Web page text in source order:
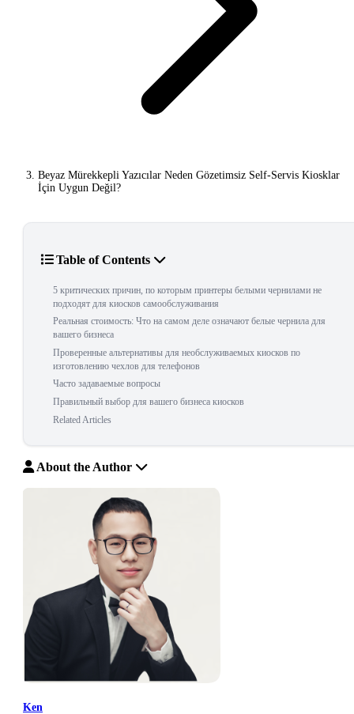
Beyaz Mürekkepli Yazıcılar Neden Gözetimsiz Self-Servis Kiosklar
İçin Uygun Değil?
Table of Contents
5 критических причин, по которым принтеры белыми чернилами не
подходят для киосков самообслуживания
Реальная стоимость: Что на самом деле означают белые чернила для
вашего бизнеса
Проверенные альтернативы для необслуживаемых киосков по
изготовлению чехлов для телефонов
Часто задаваемые вопросы
Правильный выбор для вашего бизнеса киосков
Related Articles
About the Author
Ken